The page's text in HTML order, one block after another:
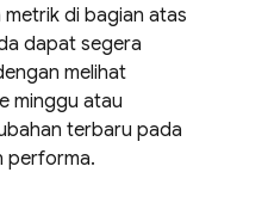
di bagian atas
dapat segera
melihat
minggu atau
terbaru pada
performa.